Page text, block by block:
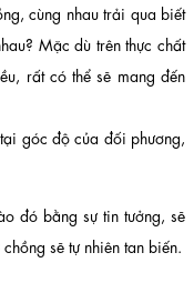
cùng nhau trải qua biết
Mặc dù trên thực chất
rất có thể sẽ mang đến
góc độ của đối phương,
đó bằng sự tin tưởng, sẽ
sẽ tự nhiên tan biến.